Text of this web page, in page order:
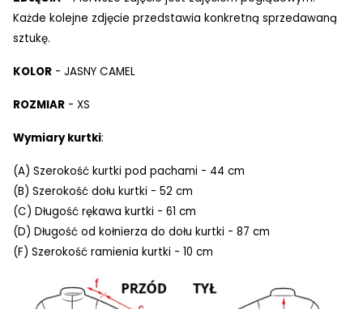
Każde kolejne zdjęcie przedstawia konkretną sprzedawaną
sztukę.
KOLOR - JASNY CAMEL
ROZMIAR - XS
Wymiary kurtki:
(A) Szerokość kurtki pod pachami - 44 cm
(B) Szerokość dołu kurtki - 52 cm
(C) Długość rękawa kurtki - 61 cm
(D) Długość od kołnierza do dołu kurtki - 87 cm
(F) Szerokość ramienia kurtki - 10 cm